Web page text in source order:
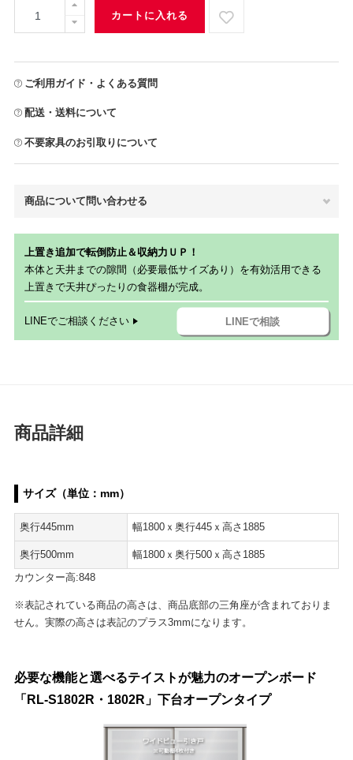
カートに入れる
ご利用ガイド・よくある質問
配送・送料について
不要家具のお引取りについて
商品について問い合わせる
上置き追加で転倒防止＆収納力ＵＰ！
本体と天井までの隙間（必要最低サイズあり）を有効活用できる
上置きで天井ぴったりの食器棚が完成。
LINEでご相談ください LINEで相談
商品詳細
サイズ（単位：mm）
奥行445mm 幅1800ｘ奥行445ｘ高さ1885
奥行500mm
幅1800ｘ奥行500ｘ高さ1885
カウンター高:848
※表記されている商品の高さは、商品底部の三角座が含まれておりま
せん。実際の高さは表記のプラス3mmになります。
必要な機能と選べるテイストが魅力のオープンボード
「RL-S1802R・1802R」下台オープンタイプ